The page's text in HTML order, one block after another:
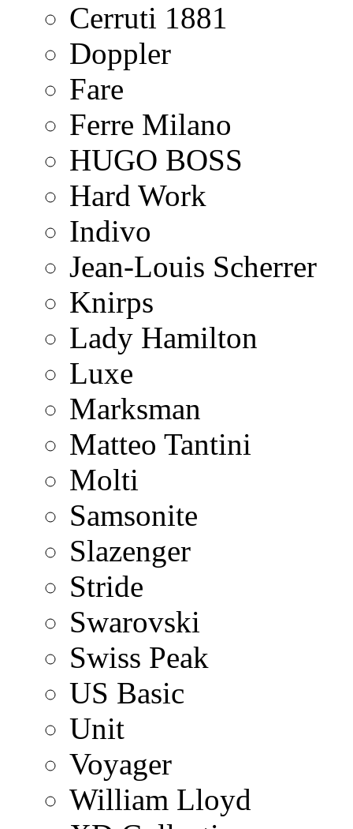
Cerruti 1881
Doppler
Fare
Ferre Milano
HUGO BOSS
Hard Work
Indivo
Jean-Louis Scherrer
Knirps
Lady Hamilton
Luxe
Marksman
Matteo Tantini
Molti
Samsonite
Slazenger
Stride
Swarovski
Swiss Peak
US Basic
Unit
Voyager
William Lloyd